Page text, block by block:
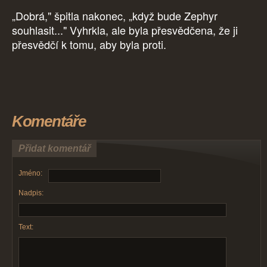
„Dobrá," špitla nakonec, „když bude Zephyr
souhlasit..." Vyhrkla, ale byla přesvědčena, že ji
přesvědčí k tomu, aby byla proti.
Komentáře
Přidat komentář
Jméno:
Nadpis:
Text: